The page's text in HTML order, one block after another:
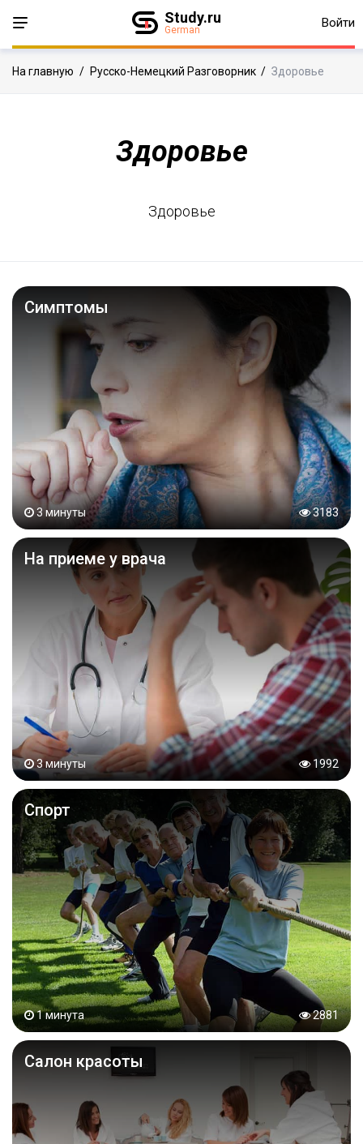
Study.ru
German Войти
На главную / Русско-Немецкий Разговорник / Здоровье
Здоровье
Здоровье
3 минуты 3183
Симптомы
3 минуты 1992
На приеме у врача
1 минута 2881
Спорт
Салон красоты